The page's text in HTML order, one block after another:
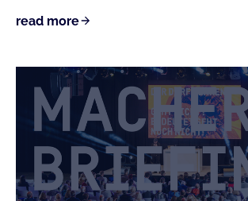
read more